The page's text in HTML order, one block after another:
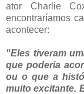
ator Charlie
encontraríamos
acontecer:
"Eles tiveram
que poderia
ou o que a
muito excitante.